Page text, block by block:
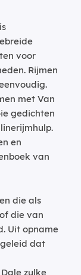
voor
Rijmen
met Van
gedichten
en
van
die als
die van
Uit opname
dat
zulke